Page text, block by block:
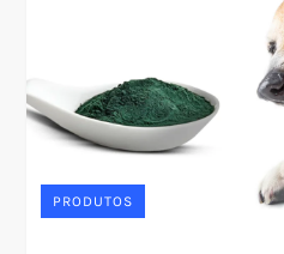
PRODUTOS